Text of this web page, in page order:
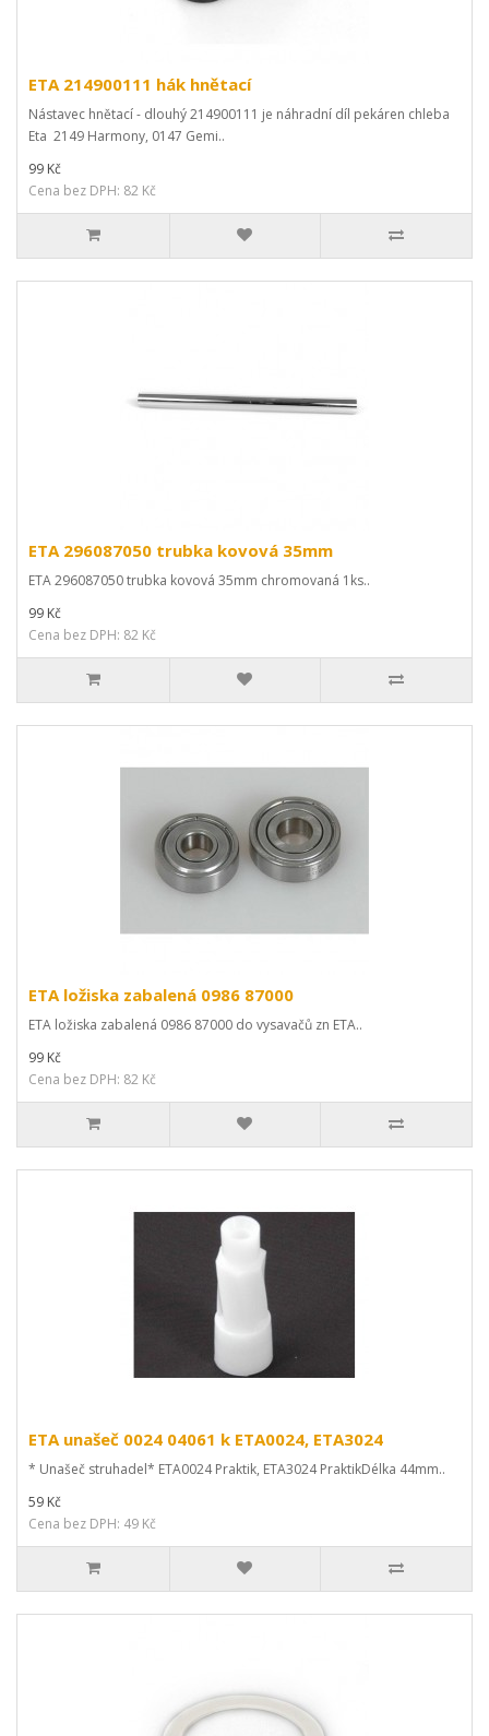
ETA 214900111 hák hnětací
Nástavec hnětací - dlouhý 214900111 je náhradní díl pekáren chleba
Eta 2149 Harmony, 0147 Gemi..
99 Kč
Cena bez DPH: 82 Kč
ETA 296087050 trubka kovová 35mm
ETA 296087050 trubka kovová 35mm chromovaná 1ks..
99 Kč
Cena bez DPH: 82 Kč
ETA ložiska zabalená 0986 87000
ETA ložiska zabalená 0986 87000 do vysavačů zn ETA..
99 Kč
Cena bez DPH: 82 Kč
ETA unašeč 0024 04061 k ETA0024, ETA3024
* Unašeč struhadel* ETA0024 Praktik, ETA3024 PraktikDélka 44mm..
59 Kč
Cena bez DPH: 49 Kč